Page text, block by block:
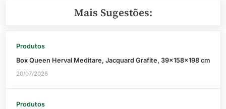
Mais Sugestões:
Produtos
Box Queen Herval Meditare, Jacquard Grafite, 39x158x198 cm
20/07/2026
Produtos